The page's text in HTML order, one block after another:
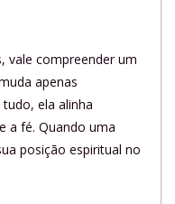
vale compreender um
apenas
ela alinha
a fé. Quando uma
posição espiritual no